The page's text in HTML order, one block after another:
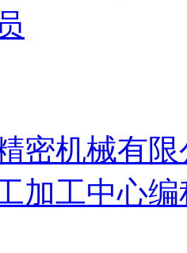
密机械有限
加工中心